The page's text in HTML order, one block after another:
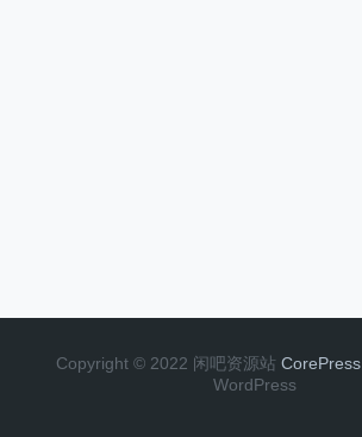
Copyright © 2022 闲吧资源站 CorePress
WordPress